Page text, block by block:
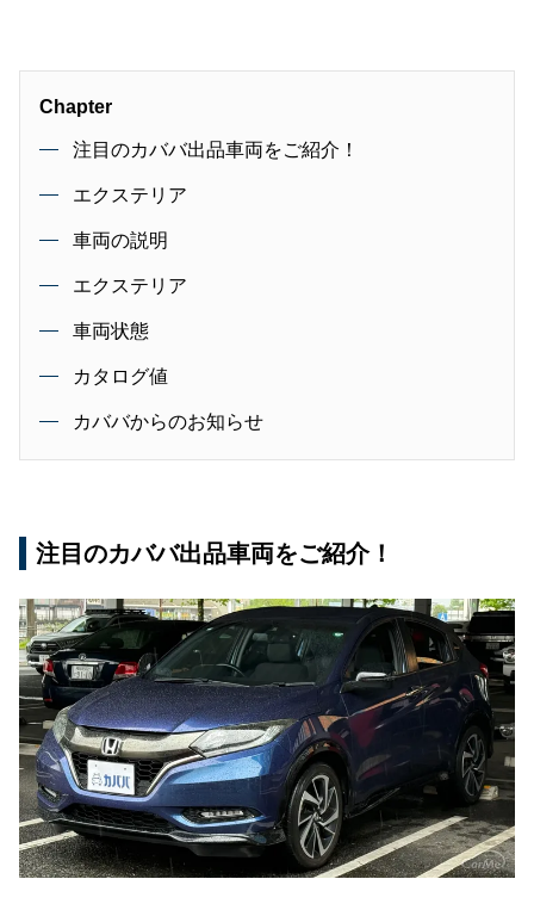
Chapter
注目のカババ出品車両をご紹介！
エクステリア
車両の説明
エクステリア
車両状態
カタログ値
カババからのお知らせ
注目のカババ出品車両をご紹介！